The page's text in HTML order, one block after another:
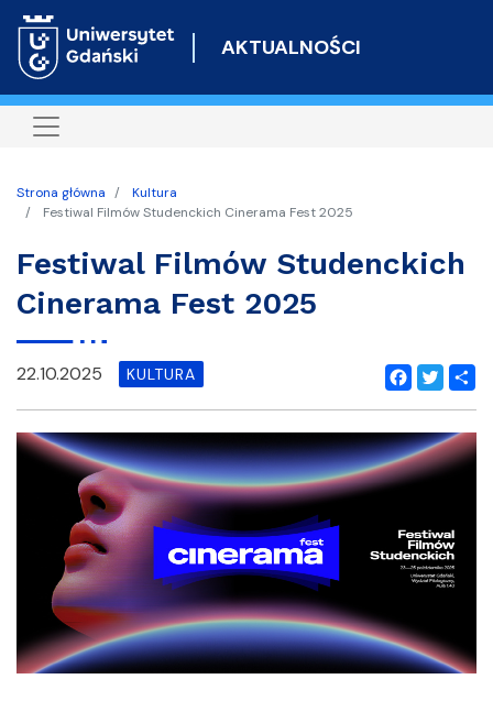
do
AKTUALNOŚCI
Strona główna
Kultura
Festiwal Filmów Studenckich Cinerama Fest 2025
Festiwal Filmów Studenckich
Cinerama Fest 2025
Facebook
Twitter
22.10.2025 KULTURA